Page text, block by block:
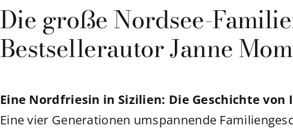
Die große Nordsee-
Bestsellerautor Janne
Eine Nordfriesin in Sizilien: Die Geschichte
Eine vier Generationen umspannende